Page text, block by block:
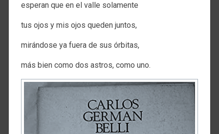
esperan que en el valle solamente
tus ojos y mis ojos queden juntos,
mirándose ya fuera de sus órbitas,
más bien como dos astros, como uno.